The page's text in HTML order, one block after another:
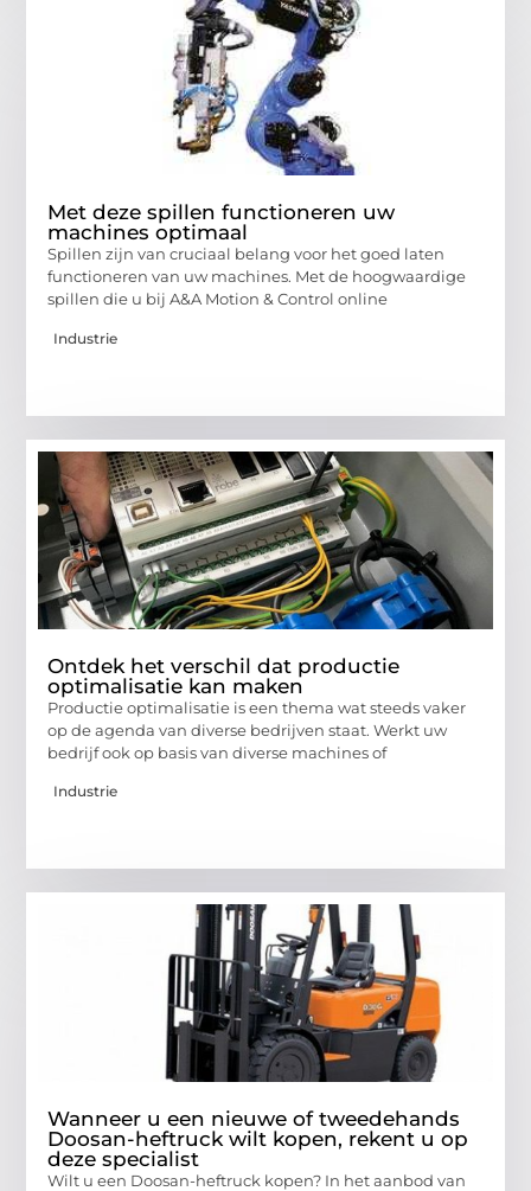
Met deze spillen functioneren uw
machines optimaal
Spillen zijn van cruciaal belang voor het goed laten
functioneren van uw machines. Met de hoogwaardige
spillen die u bij A&A Motion & Control online
Industrie
Ontdek het verschil dat productie
optimalisatie kan maken
Productie optimalisatie is een thema wat steeds vaker
op de agenda van diverse bedrijven staat. Werkt uw
bedrijf ook op basis van diverse machines of
Industrie
Wanneer u een nieuwe of tweedehands
Doosan-heftruck wilt kopen, rekent u op
deze specialist
Wilt u een Doosan-heftruck kopen? In het aanbod van